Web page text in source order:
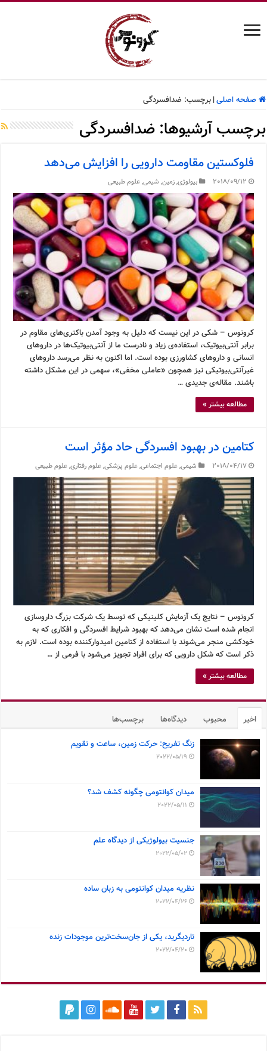
صفحه اصلی| برچسب: ضدافسردگی
برچسب آرشیوها:ضدافسردگی
فلوکستین مقاومت دارویی را افزایش می‌دهد
2018/09/12 بیولوژی,زمین, شیمی,علوم طبیعی
کرونوس – شکی در این نیست که دلیل به وجود آمدن باکتری‌های مقاوم در
برابر آنتی‌بیوتیک، استفاده‌ی زیاد و نادرست ما از آنتی‌بیوتیک‌ها در داروهای
انسانی و داروهای کشاورزی بوده است. اما اکنون به نظر می‌رسد داروهای
غیرآنتی‌بیوتیکی نیز همچون «عاملی مخفی»، سهمی در این مشکل داشته
باشند. مقاله‌ی جدیدی …
مطالعه بیشتر »
کتامین در بهبود افسردگی حاد مؤثر است
2018/04/17 شیمی,علوم اجتماعی,علوم پزشکی,علوم رفتاری,علوم طبیعی
کرونوس – نتایج یک آزمایش کلینیکی که توسط یک شرکت بزرگ داروسازی
انجام شده است نشان می‌دهد که بهبود شرایط افسردگی و افکاری که به
خودکشی منجر می‌شوند با استفاده از کتامین امیدوارکننده بوده است. لازم به
ذکر است که شکل دارویی که برای افراد تجویز می‌شود با فرمی از …
مطالعه بیشتر »
اخیر محبوب دیدگاه‌ها برچسب‌ها
زنگ تفریح: حرکت زمین، ساعت و تقویم
2022/05/19
میدان کوانتومی چگونه کشف شد؟
2022/05/11
جنسیت بیولوژیکی از دیدگاه علم
2022/05/02
نظریه میدان کوانتومی به زبان ساده
2022/04/26
تاردیگرید، یکی از جان‌سخت‌ترین موجودات زنده
2022/04/20